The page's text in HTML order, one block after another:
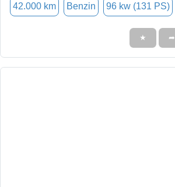
42.000 km Benzin 96 kw (131 PS)
★ ➦